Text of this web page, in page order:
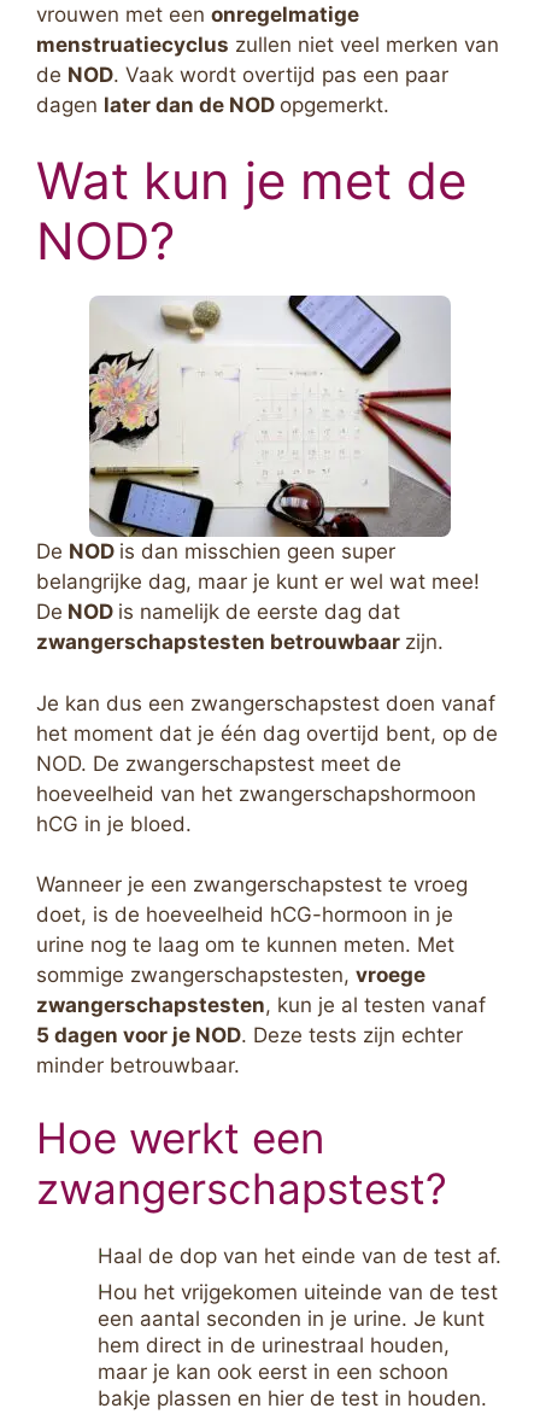
vrouwen met een onregelmatige
menstruatiecyclus zullen niet veel merken van
de NOD. Vaak wordt overtijd pas een paar
dagen later dan de NOD opgemerkt.
Wat kun je met de
NOD?
De NOD is dan misschien geen super
belangrijke dag, maar je kunt er wel wat mee!
De NOD is namelijk de eerste dag dat
zwangerschapstesten betrouwbaar zijn.
Je kan dus een zwangerschapstest doen vanaf
het moment dat je één dag overtijd bent, op de
NOD. De zwangerschapstest meet de
hoeveelheid van het zwangerschapshormoon
hCG in je bloed.
Wanneer je een zwangerschapstest te vroeg
doet, is de hoeveelheid hCG-hormoon in je
urine nog te laag om te kunnen meten. Met
sommige zwangerschapstesten, vroege
zwangerschapstesten, kun je al testen vanaf
5 dagen voor je NOD. Deze tests zijn echter
minder betrouwbaar.
Hoe werkt een
zwangerschapstest?
Haal de dop van het einde van de test af.
Hou het vrijgekomen uiteinde van de test
een aantal seconden in je urine. Je kunt
hem direct in de urinestraal houden,
maar je kan ook eerst in een schoon
bakje plassen en hier de test in houden.